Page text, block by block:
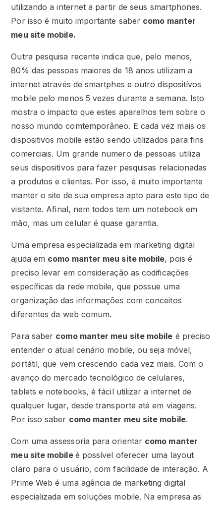
utilizando a internet a partir de seus smartphones.
Por isso é muito importante saber como manter
meu site mobile.
Outra pesquisa recente indica que, pelo menos,
80% das pessoas maiores de 18 anos utilizam a
internet através de smartphes e outro dispositívos
mobile pelo menos 5 vezes durante a semana. Isto
mostra o impacto que estes aparelhos tem sobre o
nosso mundo comtemporâneo. E cada vez mais os
dispositivos mobile estão sendo utilizados para fins
comerciais. Um grande numero de pessoas utiliza
seus dispositivos para fazer pesquisas relacionadas
a produtos e clientes. Por isso, é muito importante
manter o site de sua empresa apto para este tipo de
visitante. Afinal, nem todos tem um notebook em
mão, mas um celular é quase garantia.
Uma empresa especializada em marketing digital
ajuda em como manter meu site mobile, pois é
preciso levar em consideração as codificações
específicas da rede mobile, que possue uma
organização das informações com conceitos
diferentes da web comum.
Para saber como manter meu site mobile é preciso
entender o atual cenário mobile, ou seja móvel,
portátil, que vem crescendo cada vez mais. Com o
avanço do mercado tecnológico de celulares,
tablets e notebooks, é fácil utilizar a internet de
qualquer lugar, desde transporte até em viagens.
Por isso saber como manter meu site mobile.
Com uma assessoria para orientar como manter
meu site mobile é possível oferecer uma layout
claro para o usuário, com facilidade de interação. A
Prime Web é uma agência de marketing digital
especializada em soluções mobile. Na empresa as